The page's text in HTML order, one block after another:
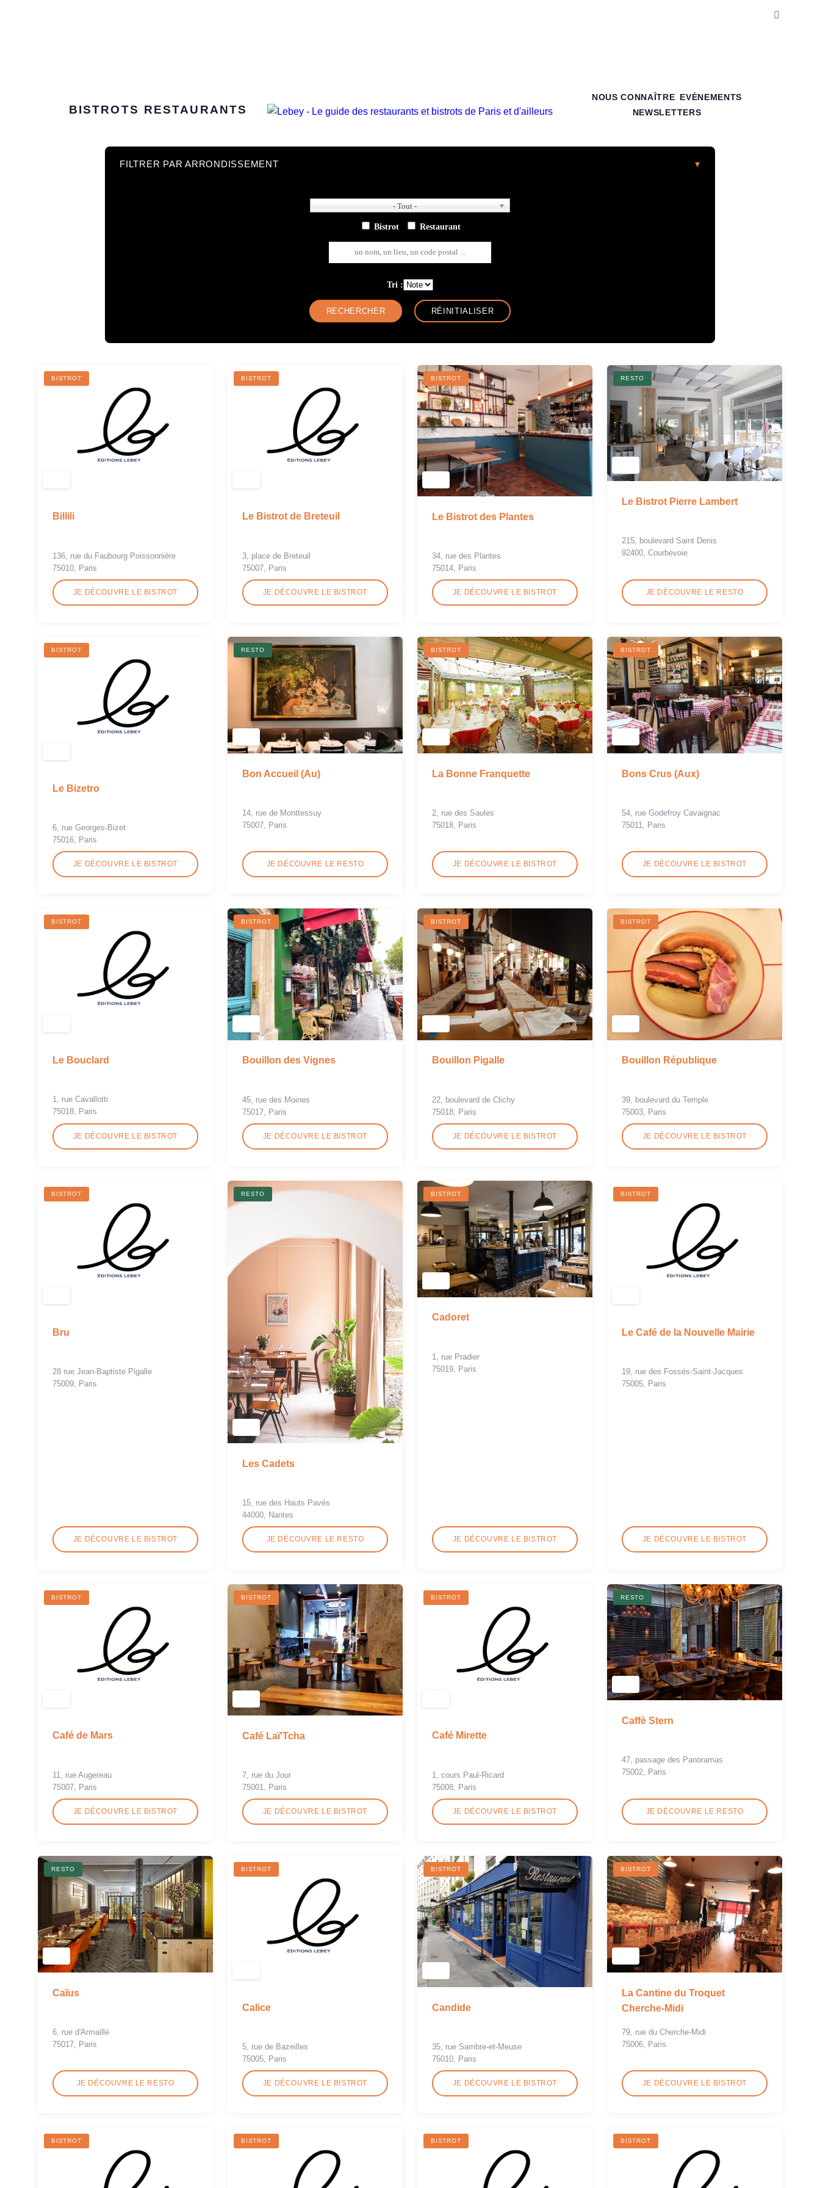
BISTROTS RESTAURANTS
NOUS CONNAÎTRE
EVÈNEMENTS
NEWSLETTERS
FILTRER PAR ARRONDISSEMENT
- Tout -
- Tout -
Bistrot Restaurant
un nom, un lieu, un code postal ...
Tri :
BISTROT
Billili
136, rue du Faubourg Poissonnière
75010, Paris
JE DÉCOUVRE LE BISTROT
BISTROT
Le Bistrot de Breteuil
3, place de Breteuil
75007, Paris
JE DÉCOUVRE LE BISTROT
BISTROT
Le Bistrot des Plantes
34, rue des Plantes
75014, Paris
JE DÉCOUVRE LE BISTROT
RESTO
Le Bistrot Pierre Lambert
215, boulevard Saint Denis
92400, Courbevoie
JE DÉCOUVRE LE RESTO
BISTROT
Le Bizetro
6, rue Georges-Bizet
75016, Paris
JE DÉCOUVRE LE BISTROT
RESTO
Bon Accueil (Au)
14, rue de Monttessuy
75007, Paris
JE DÉCOUVRE LE RESTO
BISTROT
La Bonne Franquette
2, rue des Saules
75018, Paris
JE DÉCOUVRE LE BISTROT
BISTROT
Bons Crus (Aux)
54, rue Godefroy Cavaignac
75011, Paris
JE DÉCOUVRE LE BISTROT
BISTROT
Le Bouclard
1, rue Cavallotti
75018, Paris
JE DÉCOUVRE LE BISTROT
BISTROT
Bouillon des Vignes
45, rue des Moines
75017, Paris
JE DÉCOUVRE LE BISTROT
BISTROT
Bouillon Pigalle
22, boulevard de Clichy
75018, Paris
JE DÉCOUVRE LE BISTROT
BISTROT
Bouillon République
39, boulevard du Temple
75003, Paris
JE DÉCOUVRE LE BISTROT
BISTROT
Bru
28 rue Jean-Baptiste Pigalle
75009, Paris
JE DÉCOUVRE LE BISTROT
RESTO
Les Cadets
15, rue des Hauts Pavés
44000, Nantes
JE DÉCOUVRE LE RESTO
BISTROT
Cadoret
1, rue Pradier
75019, Paris
JE DÉCOUVRE LE BISTROT
BISTROT
Le Café de la Nouvelle Mairie
19, rue des Fossés-Saint-Jacques
75005, Paris
JE DÉCOUVRE LE BISTROT
BISTROT
Café de Mars
11, rue Augereau
75007, Paris
JE DÉCOUVRE LE BISTROT
BISTROT
Café Laï'Tcha
7, rue du Jour
75001, Paris
JE DÉCOUVRE LE BISTROT
BISTROT
Café Mirette
1, cours Paul-Ricard
75008, Paris
JE DÉCOUVRE LE BISTROT
RESTO
Caffè Stern
47, passage des Panoramas
75002, Paris
JE DÉCOUVRE LE RESTO
RESTO
Caïus
6, rue d'Armaillé
75017, Paris
JE DÉCOUVRE LE RESTO
BISTROT
Calice
5, rue de Bazeilles
75005, Paris
JE DÉCOUVRE LE BISTROT
BISTROT
Candide
35, rue Sambre-et-Meuse
75010, Paris
JE DÉCOUVRE LE BISTROT
BISTROT
La Cantine du Troquet
Cherche-Midi
79, rue du Cherche-Midi
75006, Paris
JE DÉCOUVRE LE BISTROT
BISTROT BISTROT BISTROT BISTROT